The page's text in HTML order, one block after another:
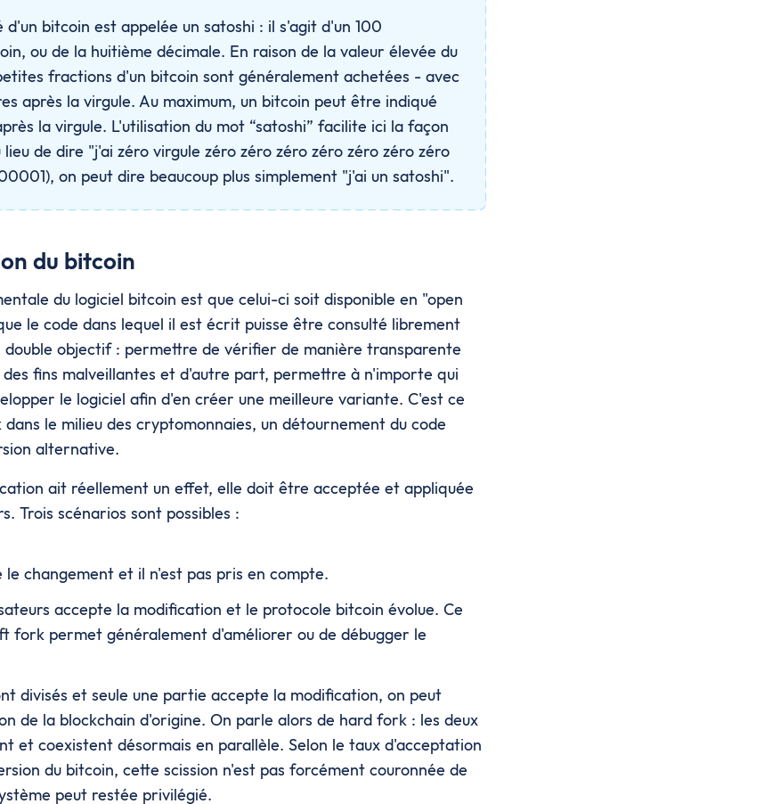
d'un bitcoin est appelée un satoshi : il s'agit d'un 100
ou de la huitième décimale. En raison de la valeur élevée du
fractions d'un bitcoin sont généralement achetées - avec
après la virgule. Au maximum, un bitcoin peut être indiqué
la virgule. L'utilisation du mot “satoshi” facilite ici la façon
de dire "j'ai zéro virgule zéro zéro zéro zéro zéro zéro zéro
on peut dire beaucoup plus simplement "j'ai un satoshi".
du bitcoin
du logiciel bitcoin est que celui-ci soit disponible en "open
le code dans lequel il est écrit puisse être consulté librement
double objectif : permettre de vérifier de manière transparente
des fins malveillantes et d'autre part, permettre à n'importe qui
le logiciel afin d'en créer une meilleure variante. C'est ce
le milieu des cryptomonnaies, un détournement du code
alternative.
ait réellement un effet, elle doit être acceptée et appliquée
Trois scénarios sont possibles :
le changement et il n'est pas pris en compte.
accepte la modification et le protocole bitcoin évolue. Ce
fork permet généralement d'améliorer ou de débugger le
divisés et seule une partie accepte la modification, on peut
de la blockchain d'origine. On parle alors de hard fork : les deux
et coexistent désormais en parallèle. Selon le taux d'acceptation
du bitcoin, cette scission n'est pas forcément couronnée de
peut restée privilégié.